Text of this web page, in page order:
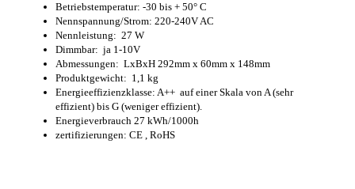
Betriebstemperatur: -30 bis + 50° C
Nennspannung/Strom: 220-240V AC
Nennleistung: 27 W
Dimmbar: ja 1-10V
Abmessungen: LxBxH 292mm x 60mm x 148mm
Produktgewicht: 1,1 kg
Energieeffizienzklasse: A++ auf einer Skala von A (sehr
effizient) bis G (weniger effizient).
Energieverbrauch 27 kWh/1000h
zertifizierungen: CE , RoHS